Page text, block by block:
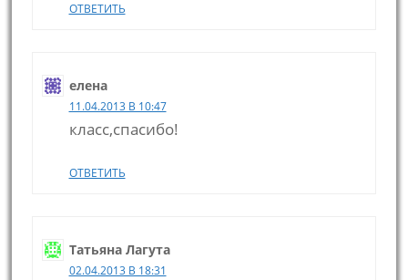
ОТВЕТИТЬ
елена
11.04.2013 В 10:47
класс,спасибо!
ОТВЕТИТЬ
Татьяна Лагута
02.04.2013 В 18:31